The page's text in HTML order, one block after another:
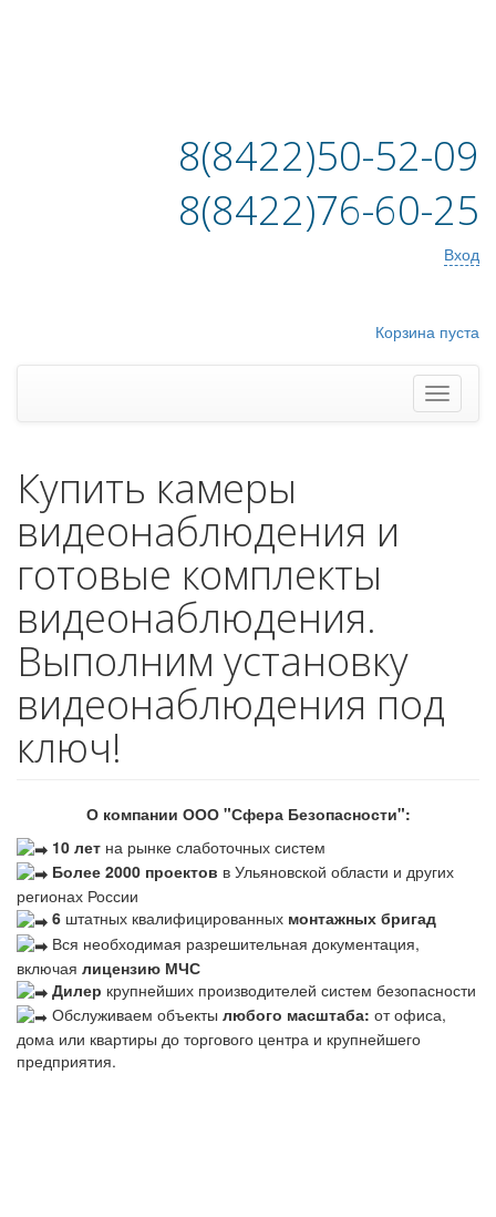
8(8422)50-52-09
8(8422)76-60-25
Вход
Корзина пуста
Купить камеры
видеонаблюдения и
готовые комплекты
видеонаблюдения.
Выполним установку
видеонаблюдения под
ключ!
О компании ООО "Сфера Безопасности":
10 лет на рынке слаботочных систем
Более 2000 проектов в Ульяновской области и других
регионах России
6 штатных квалифицированных монтажных бригад
Вся необходимая разрешительная документация,
включая лицензию МЧС
Дилер крупнейших производителей систем безопасности
Обслуживаем объекты любого масштаба: от офиса,
дома или квартиры до торгового центра и крупнейшего
предприятия.